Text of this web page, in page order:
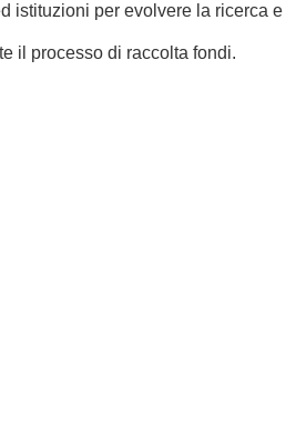
istituzioni per evolvere la ricerca e
il processo di raccolta fondi.